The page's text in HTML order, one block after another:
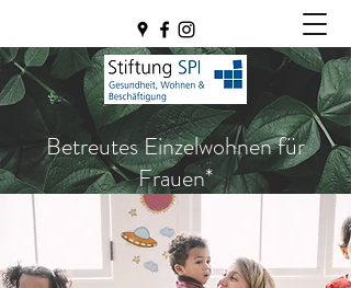
Betreutes Einzelwohnen für
Frauen*